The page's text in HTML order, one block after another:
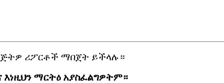
ጅትዎ ሪፖርቶች ማበጀት ይችላሉ ።
እነዚህን ማርትዕ አያስፈልግዎትም።